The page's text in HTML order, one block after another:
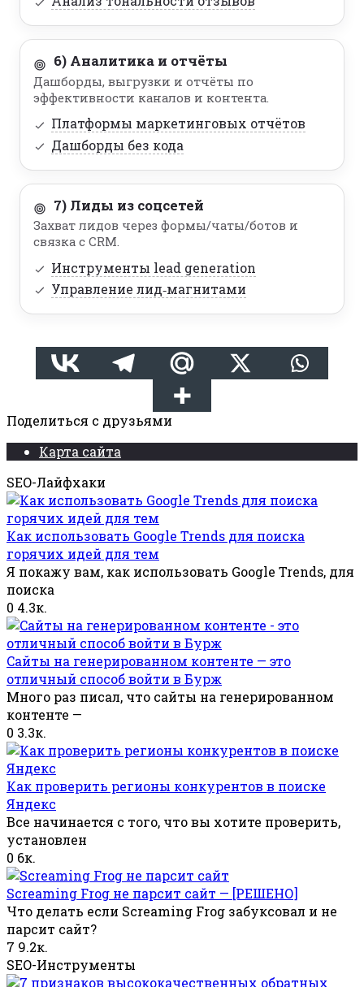
6) Аналитика и отчёты
Дашборды, выгрузки и отчёты по
эффективности каналов и контента.
Платформы маркетинговых отчётов
Дашборды без кода
7) Лиды из соцсетей
Захват лидов через формы/чаты/ботов и
связка с CRM.
Инструменты lead generation
Управление лид‑магнитами
Поделиться с друзьями
Карта сайта
SEO-Лайфхаки
Как использовать Google Trends для поиска
горячих идей для тем
Я покажу вам, как использовать Google Trends, для
поиска
0 4.3к.
Cайты на генерированном контенте — это
отличный способ войти в Бурж
Много раз писал, что сайты на генерированном
контенте —
0 3.3к.
Как проверить регионы конкурентов в поиске
Яндекс
Все начинается с того, что вы хотите проверить,
установлен
0 6к.
Screaming Frog не парсит сайт — [РЕШЕНО]
Что делать если Screaming Frog забуксовал и не
парсит сайт?
7 9.2к.
SEO-Инструменты